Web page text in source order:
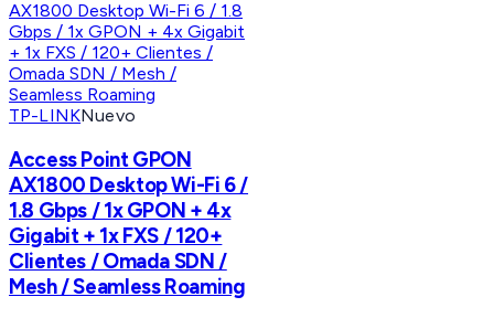
TP-LINKNuevo
Access Point GPON
AX1800 Desktop Wi-Fi 6 /
1.8 Gbps / 1x GPON + 4x
Gigabit + 1x FXS / 120+
Clientes / Omada SDN /
Mesh / Seamless Roaming